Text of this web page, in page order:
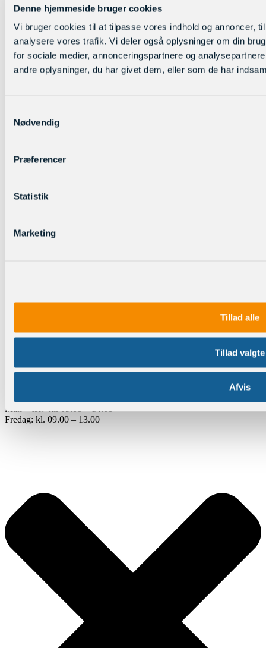
Denne hjemmeside bruger cookies
Vi bruger cookies til at tilpasse vores indhold og annoncer,
analysere vores trafik. Vi deler også oplysninger om din
for sociale medier, annonceringspartnere og
andre oplysninger, du har givet dem, eller som de har
Nødvendig
Præferencer
Statistik
Marketing
Tillad alle
Tillad valgte
Afvis
+45 22 91 22 46
Man – tor: kl. 09.00 – 14.00
Fredag: kl. 09.00 – 13.00